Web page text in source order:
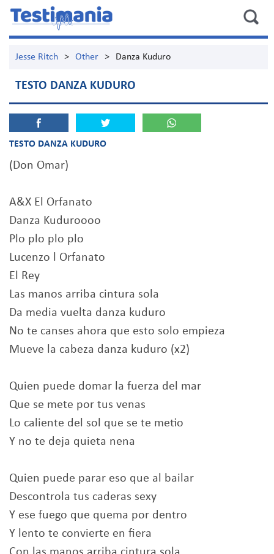
Jesse Ritch > Other > Danza Kuduro
TESTO DANZA KUDURO
TESTO DANZA KUDURO
(Don Omar)
A&X El Orfanato
Danza Kuduroooo
Plo plo plo plo
Lucenzo l Orfanato
El Rey
Las manos arriba cintura sola
Da media vuelta danza kuduro
No te canses ahora que esto solo empieza
Mueve la cabeza danza kuduro (x2)
Quien puede domar la fuerza del mar
Que se mete por tus venas
Lo caliente del sol que se te metio
Y no te deja quieta nena
Quien puede parar eso que al bailar
Descontrola tus caderas sexy
Y ese fuego que quema por dentro
Y lento te convierte en fiera